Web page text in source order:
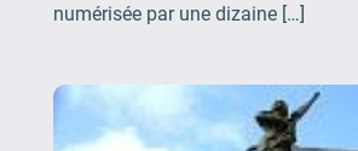
numérisée par une dizaine […]